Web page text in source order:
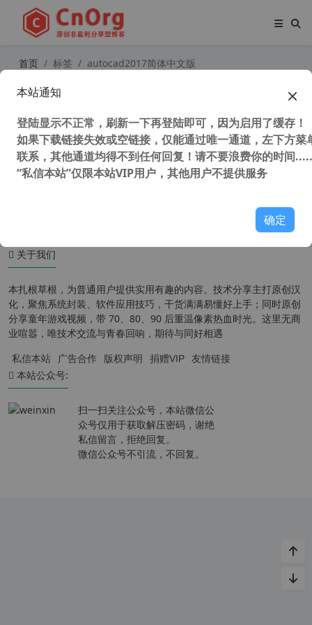
首页 标签 autocad2017简体中文版
关于我们
本扎根草根，为普通用户提供实用有趣的内容。技术分享主打原创汉
化，聚焦系统封装、软件应用技巧，干货满满易懂好上手；同时原创
分享童年游戏视频，带 70、80、90 后重温像素热血时光。这里无商
业喧嚣，唯技术交流与青春回响，期待与同好相遇
私信本站 广告合作 版权声明 捐赠VIP 友情链接
本站公众号:
扫一扫关注公众号，本站微信公
众号仅用于获取解压密码，谢绝
私信留言，拒绝回复。
微信公众号不引流，不回复。
本站通知
登陆显示不正常，刷新一下再登陆即可，因为启用了缓存！
如果下载链接失效或空链接，仅能通过唯一通道，左下方菜
联系，其他通道均得不到任何回复！请不要浪费你的时间
“私信本站”仅限本站VIP用户，其他用户不提供服务
确定